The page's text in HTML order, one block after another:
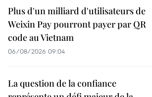
Plus d'un milliard d'utilisateurs de
Weixin Pay pourront payer par QR
code au Vietnam
06/08/2026 09:04
La question de la confiance